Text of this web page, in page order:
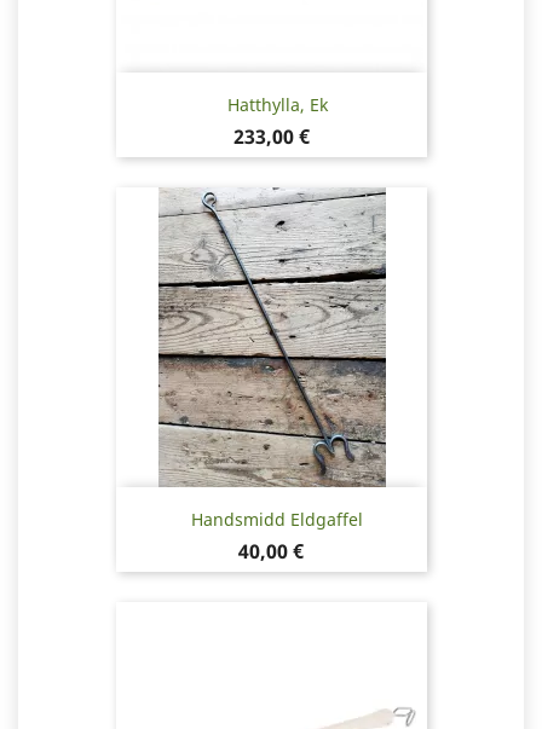
Hatthylla, Ek
Pris
233,00 €
Handsmidd Eldgaffel
Pris
40,00 €